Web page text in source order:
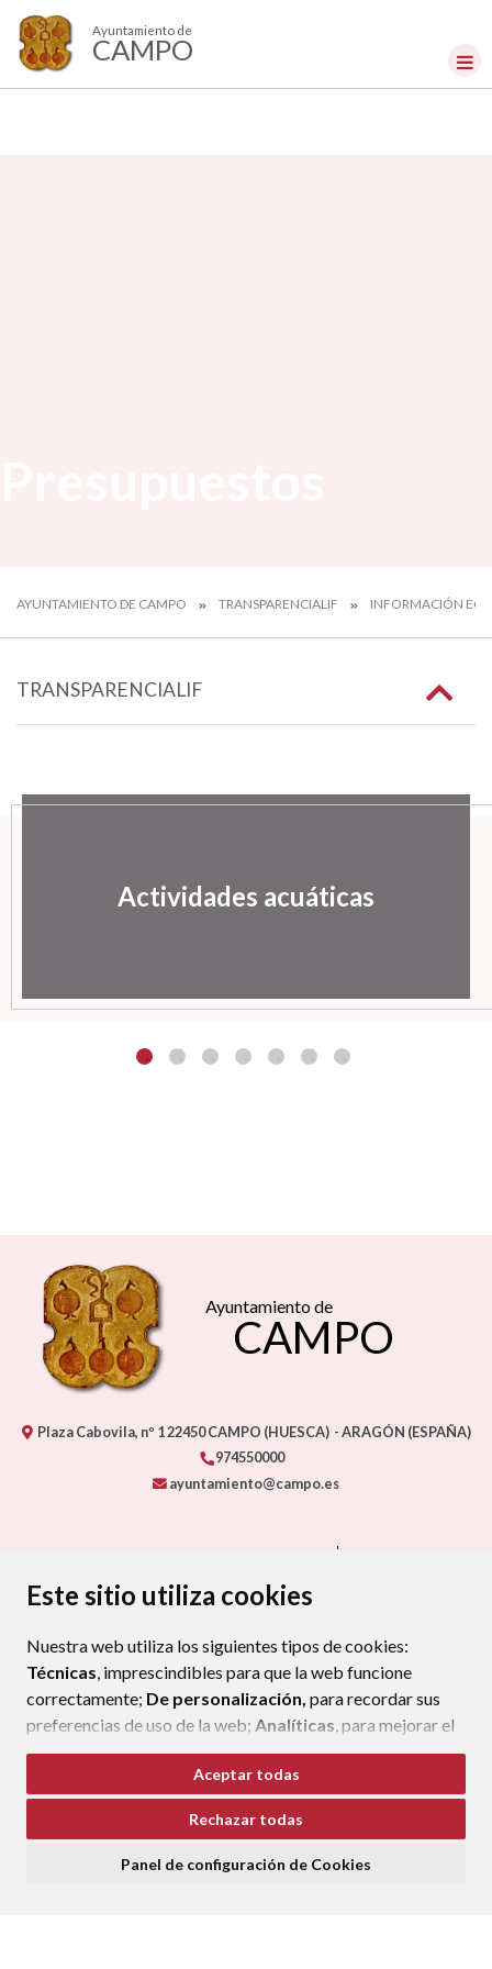
Este sitio utiliza cookies
Nuestra web utiliza los siguientes tipos de cookies:
Técnicas, imprescindibles para que la web funcione
correctamente; De personalización, para recordar sus
preferencias de uso de la web; Analíticas, para mejorar el
funcionamiento de la web y sus servicios.
Si acepta pulsando el botón“Aceptar todas”
consideramos que acepta su uso. Si pulsa el botón
ninguna acción, se guardarán las cookies técnicas
Aceptar todas
Rechazar todas
Panel de configuración de Cookies
Ayuntamiento de
CAMPO
AYUNTAMIENTO DE CAMPO TRANSPARENCIALIF INFORMACIÓN
TRANSPARENCIALIF
Actividades acuáticas
Ayuntamiento de
CAMPO
Plaza Cabovila, nº 122450 CAMPO (HUESCA) - ARAGÓN (ESPAÑA)
974550000
ayuntamiento@campo.es
AVISO LEGAL
PROTECCIÓN DE DATOS
POLÍTICA DE COOKIES